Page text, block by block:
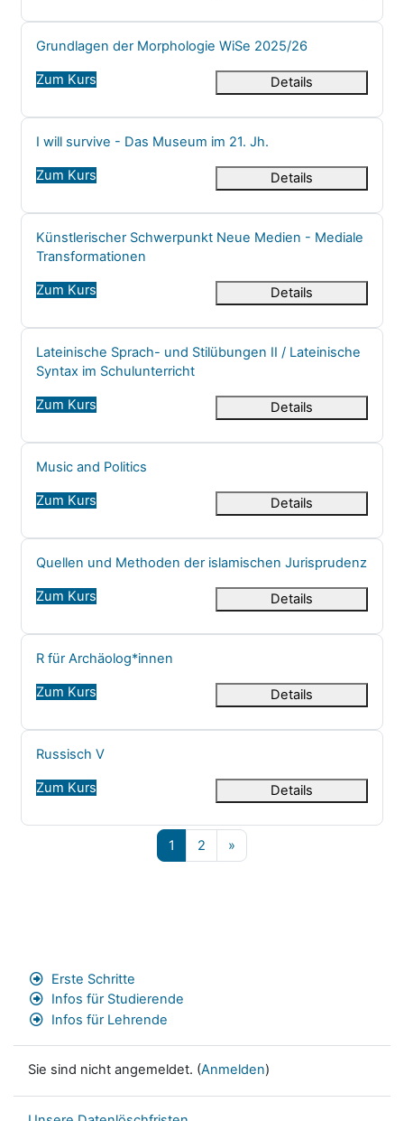
Kursname
Grundlagen der Morphologie WiSe 2025/26
Zum Kurs Details
Kursname
I will survive - Das Museum im 21. Jh.
Zum Kurs Details
Kursname
Künstlerischer Schwerpunkt Neue Medien - Mediale
Transformationen
Zum Kurs Details
Kursname
Lateinische Sprach- und Stilübungen II / Lateinische
Syntax im Schulunterricht
Zum Kurs Details
Kursname
Music and Politics
Zum Kurs Details
Kursname
Quellen und Methoden der islamischen Jurisprudenz
Zum Kurs Details
Kursname
R für Archäolog*innen
Zum Kurs Details
Kursname
Russisch V
Zum Kurs Details
1 Seite 1
2 Seite 2
»
Erste Schritte
Infos für Studierende
Infos für Lehrende
Sie sind nicht angemeldet. (Anmelden)